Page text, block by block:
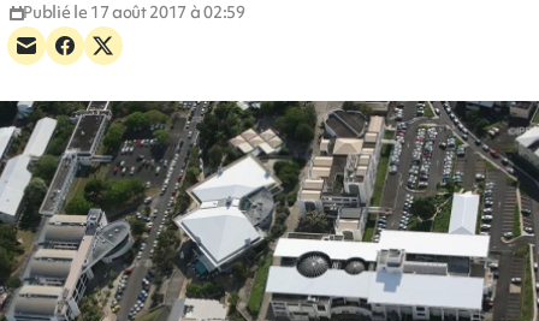
Publié le 17 août 2017 à 02:59